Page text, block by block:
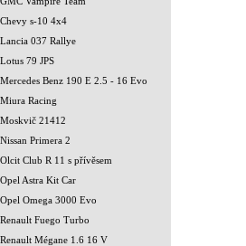
Chevy s-10 4x4
Lancia 037 Rallye
Lotus 79 JPS
Mercedes Benz 190 E 2.5 - 16 Evo
Miura Racing
Moskvič 21412
Nissan Primera 2
Olcit Club R 11 s přívěsem
Opel Astra Kit Car
Opel Omega 3000 Evo
Renault Fuego Turbo
Renault Mégane 1.6 16 V